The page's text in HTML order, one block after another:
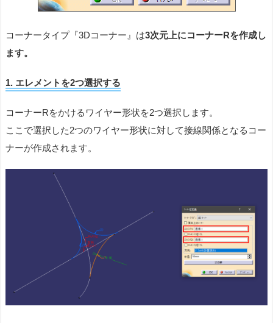
コーナータイプ『3Dコーナー』は3次元上にコーナーRを作成し
ます。
1. エレメントを2つ選択する
コーナーRをかけるワイヤー形状を2つ選択します。
ここで選択した2つのワイヤー形状に対して接線関係となるコー
ナーが作成されます。